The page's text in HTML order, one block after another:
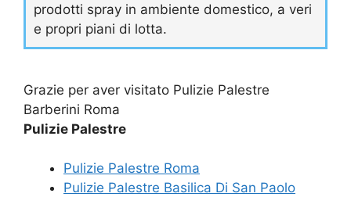
prodotti spray in ambiente domestico, a veri
e propri piani di lotta.
Grazie per aver visitato Pulizie Palestre
Barberini Roma
Pulizie Palestre
Pulizie Palestre Roma
Pulizie Palestre Basilica Di San Paolo